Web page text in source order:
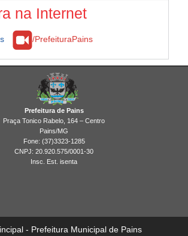
na Internet
/PrefeituraPains
Prefeitura de Pains
Praça Tonico Rabelo, 164 – Centro
Pains/MG
Fone: (37)3323-1285
CNPJ: 20.920.575/0001-30
Insc. Est. isenta
- Prefeitura Municipal de Pains